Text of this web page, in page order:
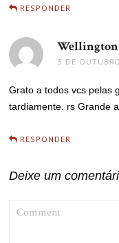
RESPONDER
Wellington
3 DE
Grato a todos vcs pelas
tardiamente. rs Grande
RESPONDER
Deixe um